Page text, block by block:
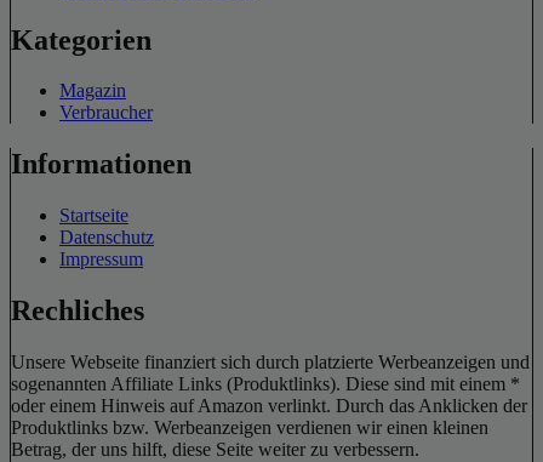
Kategorien
Magazin
Verbraucher
Informationen
Startseite
Datenschutz
Impressum
Rechliches
Unsere Webseite finanziert sich durch platzierte Werbeanzeigen und
sogenannten Affiliate Links (Produktlinks). Diese sind mit einem *
oder einem Hinweis auf Amazon verlinkt. Durch das Anklicken der
Produktlinks bzw. Werbeanzeigen verdienen wir einen kleinen
Betrag, der uns hilft, diese Seite weiter zu verbessern.